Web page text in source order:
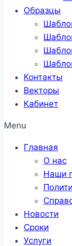
Образцы
Контакты
Векторы
Кабинет
Menu
Главная
О нас
Наши
Новости
Сроки
Услуги